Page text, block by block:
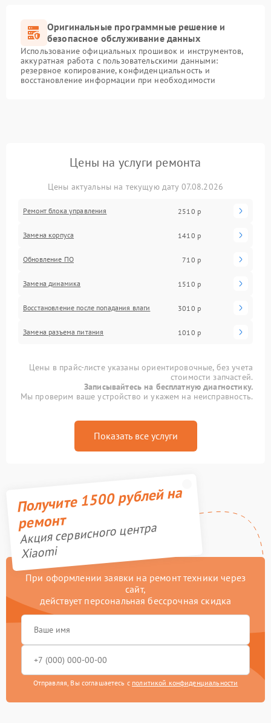
Оригинальные программные решение и
безопасное обслуживание данных
Использование официальных прошивок и инструментов,
аккуратная работа с пользовательскими данными:
резервное копирование, конфиденциальность и
восстановление информации при необходимости
Цены на услуги ремонта
Цены актуальны на текущую дату 07.08.2026
Ремонт блока управления 2510 р
Замена корпуса 1410 р
Обновление ПО 710 р
Замена динамика 1510 р
Восстановление после попадания влаги 3010 р
Замена разъема питания 1010 р
Цены в прайс-листе указаны ориентировочные, без учета
стоимости запчастей.
Записывайтесь на бесплатную диагностику.
Мы проверим ваше устройство и укажем на неисправность.
Показать все услуги
Получите 1500 рублей на
ремонт
Акция сервисного центра
Xiaomi
При оформлении заявки на ремонт техники через
сайт,
действует персональная бессрочная скидка
Отправляя, Вы соглашаетесь с политикой конфиденциальности